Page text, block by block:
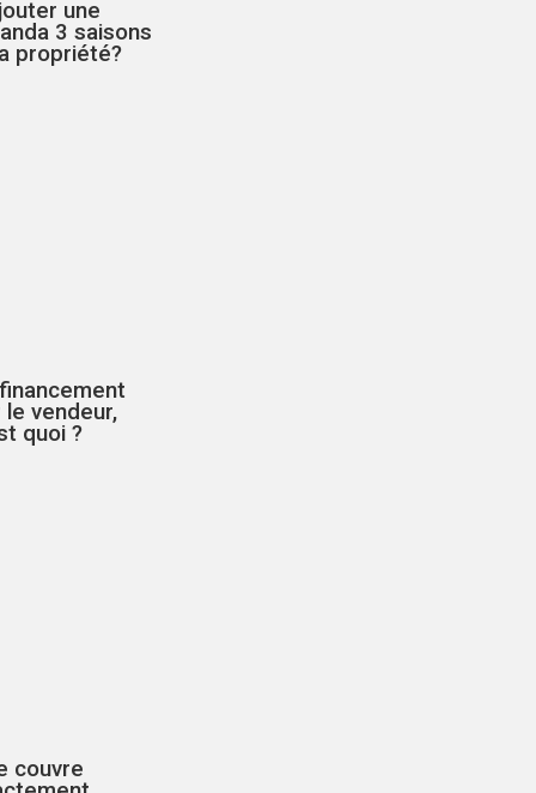
une
3 saisons
propriété?
le vendeur,
quoi ?
couvre